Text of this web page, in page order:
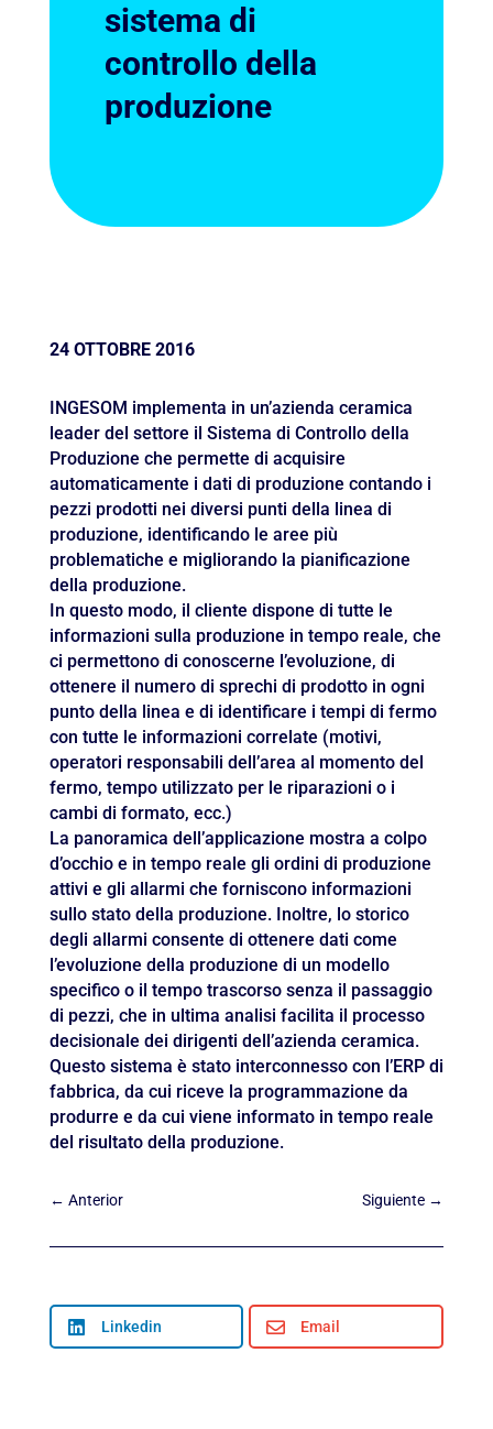
sistema di
controllo della
produzione
24 OTTOBRE 2016
INGESOM implementa in un’azienda ceramica
leader del settore il Sistema di Controllo della
Produzione che permette di acquisire
automaticamente i dati di produzione contando i
pezzi prodotti nei diversi punti della linea di
produzione, identificando le aree più
problematiche e migliorando la pianificazione
della produzione.
In questo modo, il cliente dispone di tutte le
informazioni sulla produzione in tempo reale, che
ci permettono di conoscerne l’evoluzione, di
ottenere il numero di sprechi di prodotto in ogni
punto della linea e di identificare i tempi di fermo
con tutte le informazioni correlate (motivi,
operatori responsabili dell’area al momento del
fermo, tempo utilizzato per le riparazioni o i
cambi di formato, ecc.)
La panoramica dell’applicazione mostra a colpo
d’occhio e in tempo reale gli ordini di produzione
attivi e gli allarmi che forniscono informazioni
sullo stato della produzione. Inoltre, lo storico
degli allarmi consente di ottenere dati come
l’evoluzione della produzione di un modello
specifico o il tempo trascorso senza il passaggio
di pezzi, che in ultima analisi facilita il processo
decisionale dei dirigenti dell’azienda ceramica.
Questo sistema è stato interconnesso con l’ERP di
fabbrica, da cui riceve la programmazione da
produrre e da cui viene informato in tempo reale
del risultato della produzione.
← Anterior Siguiente →
 Linkedin  Email